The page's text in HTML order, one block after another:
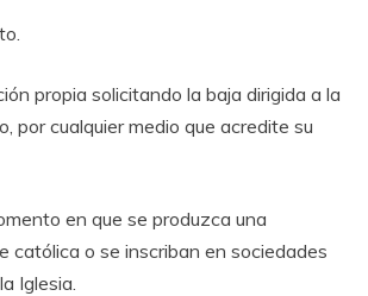
propia solicitando la baja dirigida a la
por cualquier medio que acredite su
en que se produzca una
católica o se inscriban en sociedades
Iglesia.